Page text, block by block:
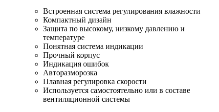
Встроенная система регулирования влажности
Компактный дизайн
Защита по высокому, низкому давлению и
температуре
Понятная система индикации
Прочный корпус
Индикация ошибок
Авторазморозка
Плавная регулировка скорости
Используется самостоятельно или в составе
вентиляционной системы